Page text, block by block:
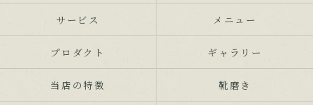
サービス
メニュー
プロダクト
ギャラリー
当店の特徴
靴磨き